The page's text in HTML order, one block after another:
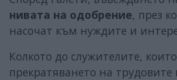
нивата на одобрение, през
насочат към нуждите и
Колкото до служителите,
прекратяването на